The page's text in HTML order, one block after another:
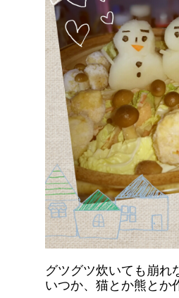
グツグツ炊いても崩れ
いつか、猫とか熊とか